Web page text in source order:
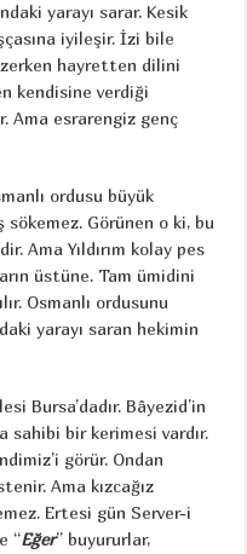
yarayı sarar. Kesik
iyileşir. İzi bile
hayretten dilini
kendisine verdiği
Ama esrarengiz genç
ordusu büyük
Görünen o ki, bu
Ama Yıldırım kolay pes
üstüne. Tam ümidini
Osmanlı ordusunu
yarayı saran hekimin
Bursa’dadır. Bâyezid’in
sahibi bir kerimesi vardır.
görür. Ondan
Ama kızcağız
Ertesi gün Server-i
“Eğer” buyururlar,